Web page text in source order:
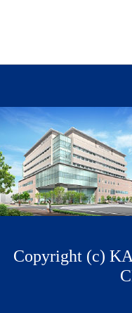
Copyright (c)